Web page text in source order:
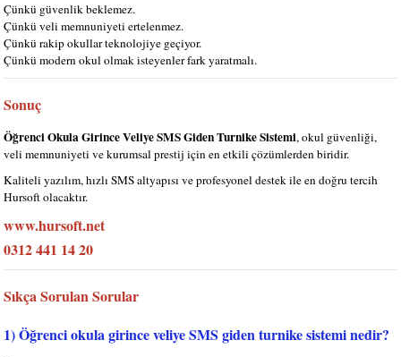
Çünkü güvenlik beklemez.
Çünkü veli memnuniyeti ertelenmez.
Çünkü rakip okullar teknolojiye geçiyor.
Çünkü modern okul olmak isteyenler fark yaratmalı.
Sonuç
Öğrenci Okula Girince Veliye SMS Giden Turnike Sistemi, okul güvenliği,
veli memnuniyeti ve kurumsal prestij için en etkili çözümlerden biridir.
Kaliteli yazılım, hızlı SMS altyapısı ve profesyonel destek ile en doğru tercih
Hursoftolacaktır.
www.hursoft.net
0312 441 14 20
Sıkça Sorulan Sorular
1) Öğrenci okula girince veliye SMS giden turnike sistemi nedir?